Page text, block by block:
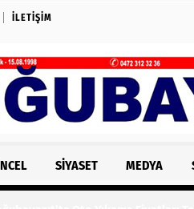
İLETIŞIM
SIYASET MEDYA